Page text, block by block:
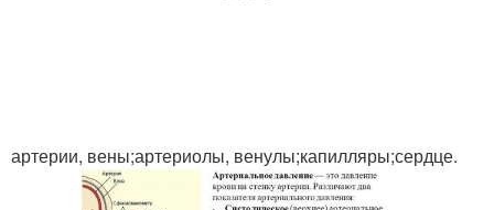
артерии, вены;артериолы, венулы;капилляры;сердце.